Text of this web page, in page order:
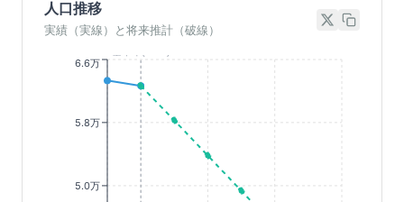
人口推移
実績（実線）と将来推計（破線）
5.0万
5.8万
6.6万